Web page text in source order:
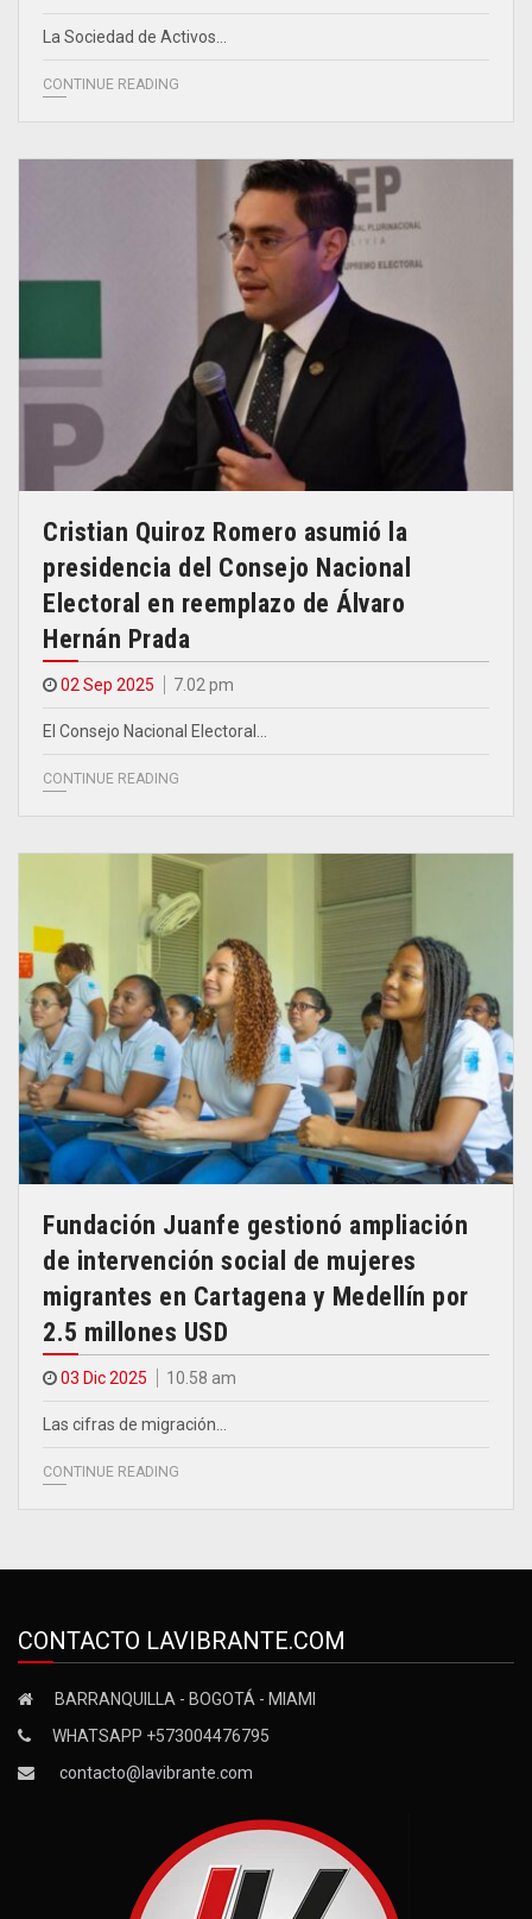
La Sociedad de Activos…
CONTINUE READING
Cristian Quiroz Romero asumió la
presidencia del Consejo Nacional
Electoral en reemplazo de Álvaro
Hernán Prada
02 Sep 2025 7.02 pm
El Consejo Nacional Electoral…
CONTINUE READING
Fundación Juanfe gestionó ampliación
de intervención social de mujeres
migrantes en Cartagena y Medellín por
2.5 millones USD
03 Dic 2025 10.58 am
Las cifras de migración…
CONTINUE READING
CONTACTO LAVIBRANTE.COM
BARRANQUILLA - BOGOTÁ - MIAMI
WHATSAPP +573004476795
contacto@lavibrante.com